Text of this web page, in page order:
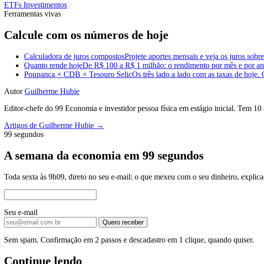
ETFs Investimentos
Ferramentas vivas
Calcule com os números de hoje
Calculadora de juros compostosProjete aportes mensais e veja os juros
Quanto rende hojeDe R$ 100 a R$ 1 milhão: o rendimento por mês e por
Poupança × CDB × Tesouro SelicOs três lado a lado com as taxas de hoje.
Autor Guilherme Hubie
Editor-chefe do 99 Economia e investidor pessoa física em estágio inicial. Tem
Artigos de Guilherme Hubie →
99 segundos
A semana da economia em 99 segundos
Toda sexta às 9h09, direto no seu e-mail: o que mexeu com o seu dinheiro,
Seu e-mail
Quero receber
Sem spam. Confirmação em 2 passos e descadastro em 1 clique, quando quiser.
Continue lendo